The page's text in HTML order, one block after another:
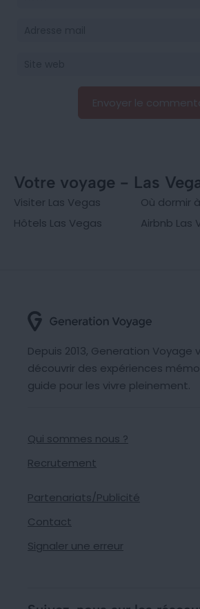
Votre voyage - Las
Visiter Las Vegas
Où dormir
Hôtels Las Vegas
Airbnb Las
Depuis 2013, Generation Voyage
découvrir des expériences
guide pour les vivre pleinement.
Qui sommes nous ?
Recrutement
Partenariats/Publicité
Contact
Signaler une erreur